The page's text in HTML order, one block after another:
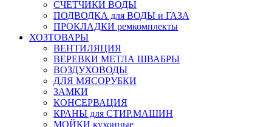
СЧЕТЧИКИ ВОДЫ
ПОДВОДКА для ВОДЫ и ГАЗА
ПРОКЛАДКИ ремкомплекты
ХОЗТОВАРЫ
ВЕНТИЛЯЦИЯ
ВЕРЕВКИ МЕТЛА ШВАБРЫ
ВОЗДУХОВОДЫ
ДЛЯ МЯСОРУБКИ
ЗАМКИ
КОНСЕРВАЦИЯ
КРАНЫ для СТИР.МАШИН
МОЙКИ кухонные